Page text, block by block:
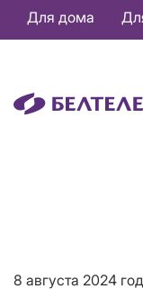
Основная
навигация
Для дома
8 августа 2024